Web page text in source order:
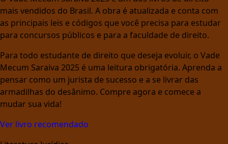
mais vendidos do Brasil. A obra é atualizada e conta com
as principais leis e códigos que você precisa para estudar
para concursos públicos e para a faculdade de direito.
Para todo estudante de direito que deseja evoluir, o Vade
Mecum Saraiva 2025 é uma leitura obrigatória. Aprenda a
pensar como um jurista de sucesso e a se livrar das
armadilhas do desânimo. Compre agora e comece a
mudar sua vida!
Ver livro recomendado